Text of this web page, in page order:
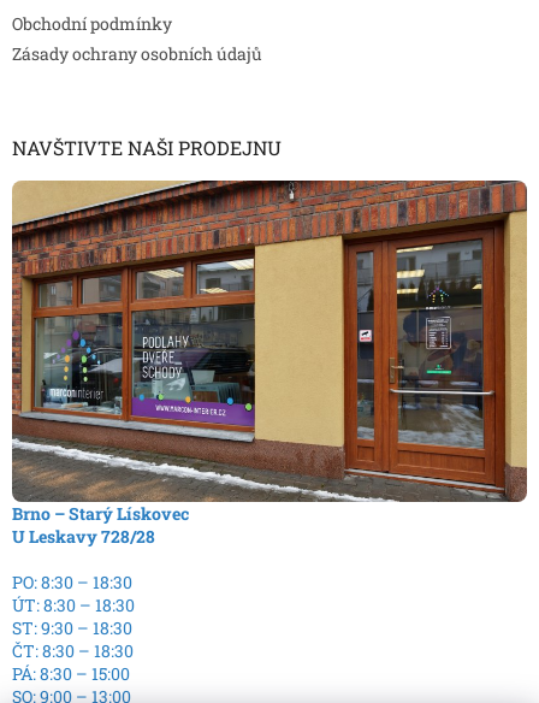
Obchodní podmínky
Zásady ochrany osobních údajů
NAVŠTIVTE NAŠI PRODEJNU
Brno – Starý Lískovec
U Leskavy 728/28
PO: 8:30 – 18:30
ÚT: 8:30 – 18:30
ST: 9:30 – 18:30
ČT: 8:30 – 18:30
PÁ: 8:30 – 15:00
SO: 9:00 – 13:00